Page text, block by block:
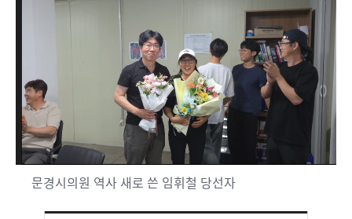
문경시의원 역사 새로 쓴 임휘철 당선자